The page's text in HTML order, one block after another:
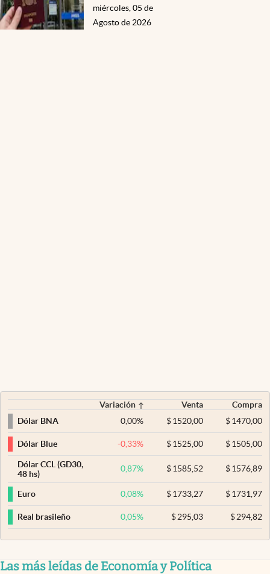
miércoles, 05 de
Agosto de 2026
Variación Venta
Compra
Dólar BNA
0,00% $ 1520,00 $1470,00
Dólar Blue -0,33% $ 1525,00 $1505,00
Dólar CCL (GD30,
48 hs)
0,87% $ 1585,52 $1576,89
Euro 0,08% $ 1733,27 $1731,97
Real brasileño 0,05% $ 295,03 $294,82
Las más leídas de Economía y Política